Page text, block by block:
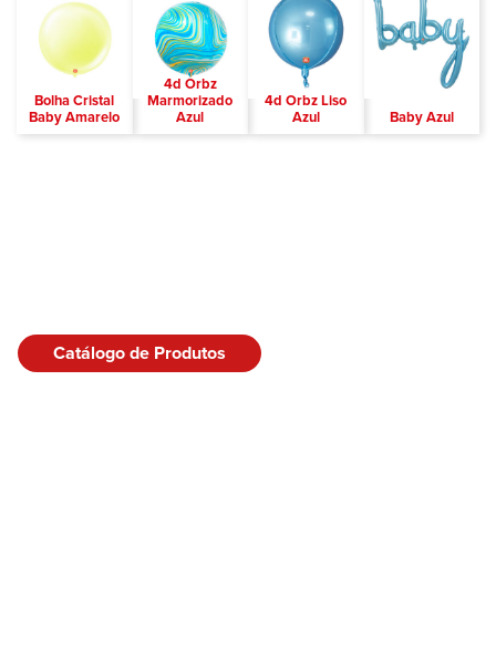
Bolha Cristal
Baby Amarelo
4d Orbz
Marmorizado
Azul
4d Orbz Liso
Azul Baby Azul
Catálogo de Produtos